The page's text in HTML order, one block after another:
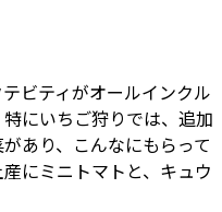
ビティがオールインクル
にいちご狩りでは、追加
あり、こんなにもらって
にミニトマトと、キュウ